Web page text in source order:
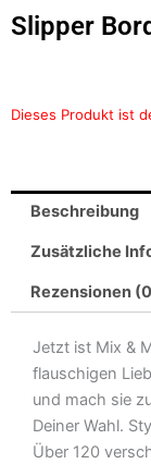
Slipper
Dieses Produkt ist
Beschreibung
Zusätzliche
Rezensionen
Jetzt ist Mix &
flauschigen
und mach sie
Deiner Wahl.
Über 120